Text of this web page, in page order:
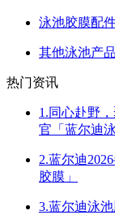
泳池胶膜配
其他泳池产品
热门资讯
1.同心赴野
官「蓝尔迪
2.蓝尔迪
胶膜」
3.蓝尔迪泳